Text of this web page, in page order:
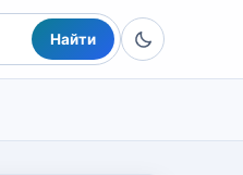
Найти